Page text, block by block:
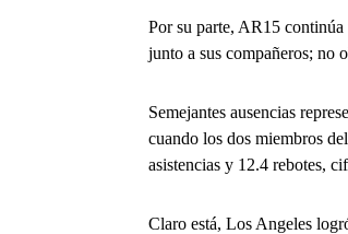
Por su parte, AR15
junto a sus compañeros; no
Semejantes ausencias
cuando los dos miembros
asistencias y 12.4 rebotes,
Claro está, Los Angeles